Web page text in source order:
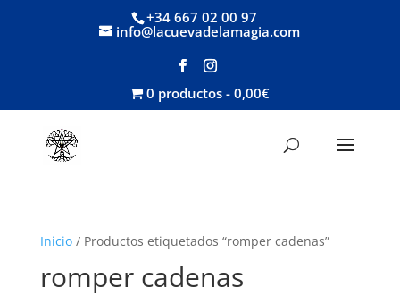
+34 667 02 00 97
info@lacuevadelamagia.com
0 productos 0,00€
Inicio/ Productos etiquetados “romper cadenas”
romper cadenas